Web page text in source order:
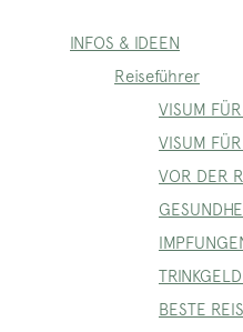
INFOS & IDEEN
Reiseführer
VISUM
VISUM
VOR DER
BESTE